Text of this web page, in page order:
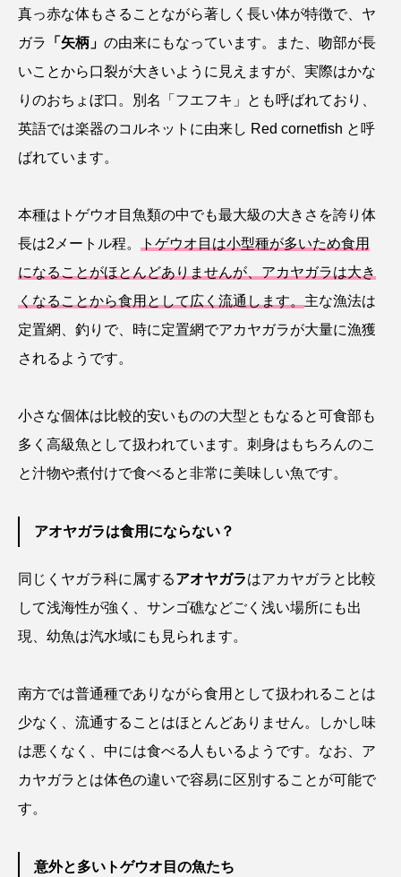
カタボシイワシ カツオ カニ
カレイ
キジハタ キス キチヌ キヌバリ
ギギ ギンザケ ギンザメ クエ
クモギンポ クラゲ クルマエビ
ケープペンギン ゲンゴロウ コイ
コウテイペンギン コオイムシ
コクチバス コクレン コチ
コトクラゲ コノシロ コバンザメ
真っ赤な体もさることながら著しく長い体が特徴で、ヤ
ガラ
「矢柄」 の由来にもなっています。また、吻部が長
いことから口裂が大きいように見えますが、実際はかな
りのおちょぼ口。別名「フエフキ」とも呼ばれており、
英語では楽器のコルネットに由来し Red cornetfish と呼
ばれています。
本種はトゲウオ目魚類の中でも最大級の大きさを誇り体
長は2メートル程。
トゲウオ目は小型種が多いため食用
になることがほとんどありませんが、アカヤガラは大き
くなることから食用として広く流通します。 主な漁法は
定置網、釣りで、時に定置網でアカヤガラが大量に漁獲
されるようです。
小さな個体は比較的安いものの大型ともなると可食部も
多く高級魚として扱われています。刺身はもちろんのこ
と汁物や煮付けで食べると非常に美味しい魚です。
アオヤガラは食用にならない？
同じくヤガラ科に属するアオヤガラはアカヤガラと比較
して浅海性が強く、サンゴ礁などごく浅い場所にも出
現、幼魚は汽水域にも見られます。
南方では普通種でありながら食用として扱われることは
少なく、流通することはほとんどありません。しかし味
は悪くなく、中には食べる人もいるようです。なお、ア
カヤガラとは体色の違いで容易に区別することが可能で
す。
意外と多いトゲウオ目の魚たち